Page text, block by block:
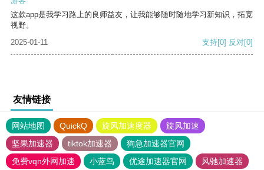
这款app是我学习路上的良师益友，让我能够随时随地学习新知识，拓宽
视野。
2025-01-11
支持[0] 反对[0]
友情链接
网站地图 QuickQ 旋风加速度器
旋风加速
坚果加速器
tiktok加速器
狗急加速器官网
免费vqn外网加速
小蓝鸟 优途加速器官网
风驰加速器